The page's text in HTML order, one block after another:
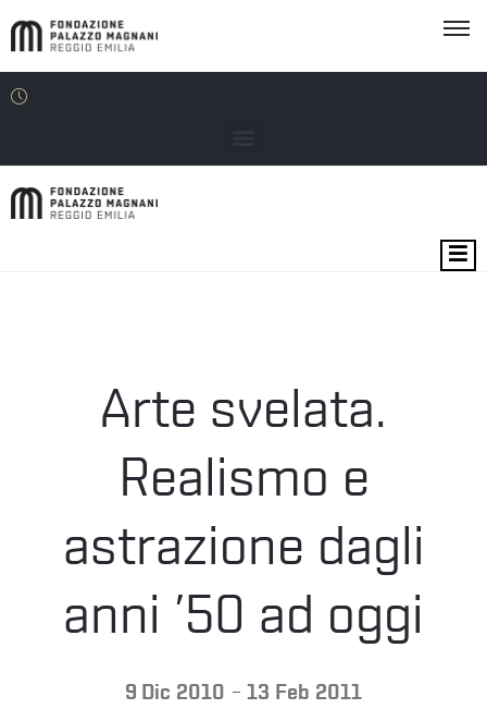
FONDAZIONE
Arte svelata.
Realismo e
astrazione dagli
anni ’50 ad oggi
9 Dic 2010 -13 Feb 2011